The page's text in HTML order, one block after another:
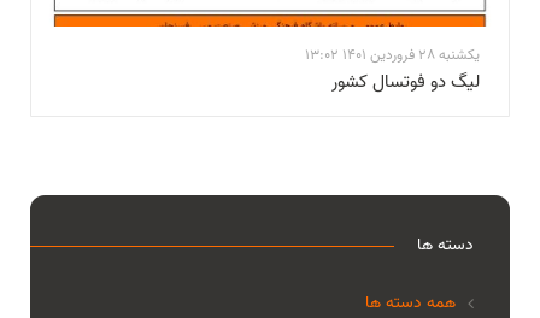
یکشنبه 28 فروردین 1401 13:02
لیگ دو فوتسال کشور
دسته ها
همه دسته ها